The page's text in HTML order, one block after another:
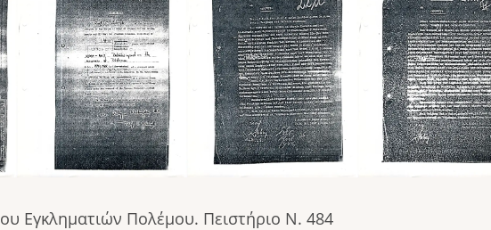
Εγκληματιών Πολέμου. Πειστήριο N. 484